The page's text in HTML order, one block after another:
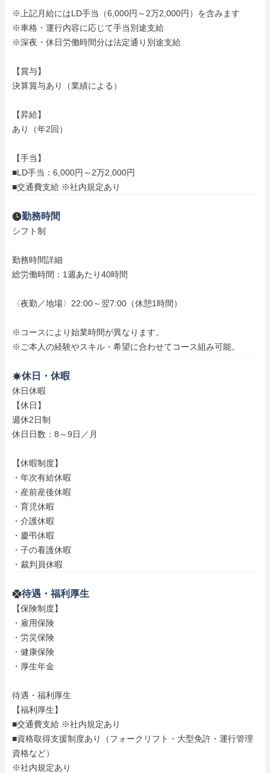
※上記月給にはLD手当（6,000円～2万2,000円）を含みます
※車格・運行内容に応じて手当別途支給
※深夜・休日労働時間分は法定通り別途支給
【賞与】
決算賞与あり（業績による）
【昇給】
あり（年2回）
【手当】
■LD手当：6,000円～2万2,000円
■交通費支給 ※社内規定あり
勤務時間
シフト制
勤務時間詳細
総労働時間：1週あたり40時間
〈夜勤／地場〉22:00～翌7:00（休憩1時間）
※コースにより始業時間が異なります。
※ご本人の経験やスキル・希望に合わせてコース組み可能。
休日・休暇
休日休暇
【休日】
週休2日制
休日日数：8～9日／月
【休暇制度】
・年次有給休暇
・産前産後休暇
・育児休暇
・介護休暇
・慶弔休暇
・子の看護休暇
・裁判員休暇
待遇・福利厚生
【保険制度】
・雇用保険
・労災保険
・健康保険
・厚生年金
待遇・福利厚生
【福利厚生】
■交通費支給 ※社内規定あり
■資格取得支援制度あり（フォークリフト・大型免許・運行管理
資格など）
※社内規定あり